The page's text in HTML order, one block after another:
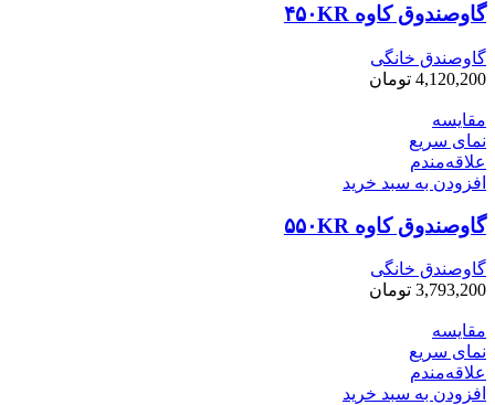
گاوصندوق کاوه ۴۵۰KR
گاوصندق خانگی
4,120,200 تومان
مقایسه
نمای سریع
علاقه‌مندم
افزودن به سبد خرید
گاوصندوق کاوه ۵۵۰KR
گاوصندق خانگی
3,793,200 تومان
مقایسه
نمای سریع
علاقه‌مندم
افزودن به سبد خرید